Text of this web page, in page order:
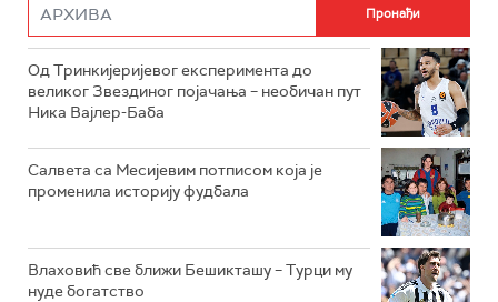
Од Тринкијеријевог експеримента до
великог Звездиног појачања – необичан пут
Ника Вајлер-Баба
Салвета са Месијевим потписом која је
променила историју фудбала
Влаховић све ближи Бешикташу – Турци му
нуде богатство